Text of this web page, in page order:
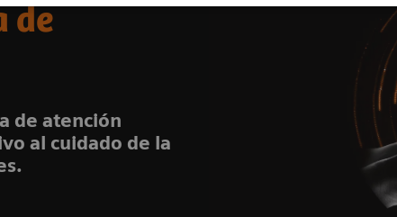
de
de atención
al cuidado de la